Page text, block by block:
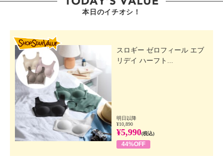
本日のイチオシ！
スロギー ゼロフィール エブ
リデイ ハーフト...
明日以降
¥10,890
¥5,990(税込)
44%OFF